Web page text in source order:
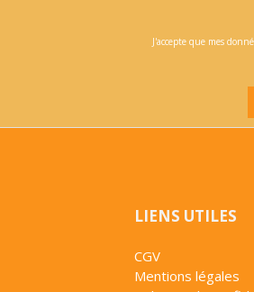
J'accepte que mes
LIENS UTILES
CGV
Mentions légales